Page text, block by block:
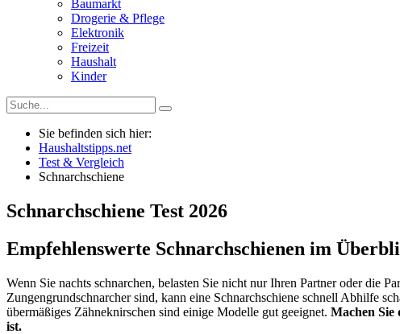
Baumarkt
Drogerie & Pflege
Elektronik
Freizeit
Haushalt
Kinder
Sie befinden sich hier:
Haushaltstipps.net
Test & Vergleich
Schnarchschiene
Schnarchschiene Test 2026
Empfehlenswerte Schnarchschienen im
Wenn Sie nachts schnarchen, belasten Sie nicht nur Ihren Partner oder die
Zungengrundschnarcher sind, kann eine Schnarchschiene schnell Abhilfe
übermäßiges Zähneknirschen sind einige Modelle gut geeignet. Machen Sie
ist.